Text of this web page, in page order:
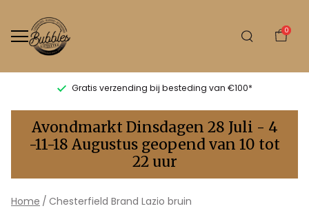
0
Gratis verzending bij besteding van €100*
Chesterfield
Brand
Lazio
bruin
Avondmarkt Dinsdagen 28 Juli - 4
-11-18 Augustus geopend van 10 tot
22 uur
Home Chesterfield Brand Lazio bruin